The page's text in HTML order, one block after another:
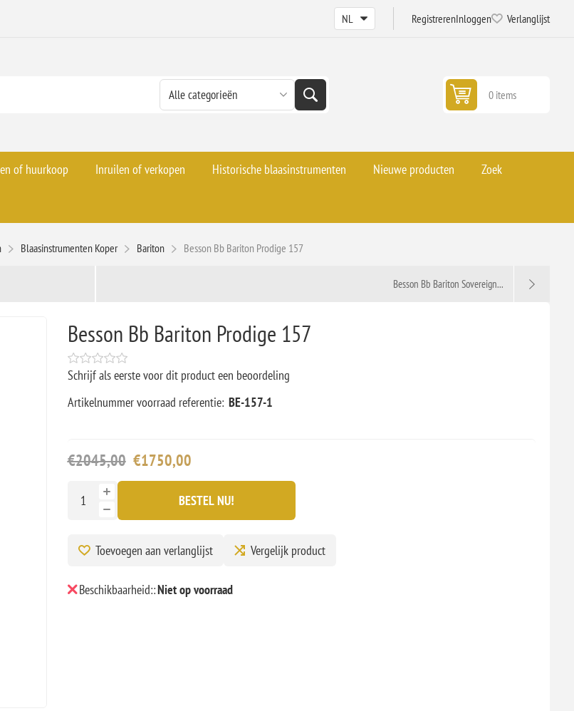
RegistrerenInloggen Verlanglijst
0 items
of huurkoop Inruilen of verkopen Historische blaasinstrumenten Nieuwe producten Zoek
Blaasinstrumenten Koper Bariton Besson Bb Bariton Prodige 157
Besson Bb Bariton Sovereign...
Besson Bb Bariton Prodige 157
Schrijf als eerste voor dit product een beoordeling
Artikelnummer voorraad referentie: BE-157-1
€2045,00 €1750,00
BESTEL NU!
Toevoegen aan verlanglijst Vergelijk product
Beschikbaarheid::Niet op voorraad